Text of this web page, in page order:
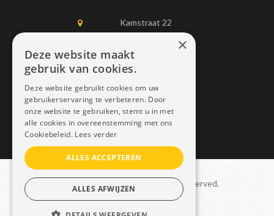
Kamstraat 22
1750 Lennik
0497452898
info@dais.be
Copyright © 2021 Dais. All rights reserved.
Sitemap–GDPR
×
Deze website maakt
gebruik van cookies.
Deze website gebruikt cookies om uw
gebruikerservaring te verbeteren. Door
onze website te gebruiken, stemt u in met
alle cookies in overeenstemming met ons
Cookiebeleid. Lees verder
ALLES ACCEPTEREN
ALLES AFWIJZEN